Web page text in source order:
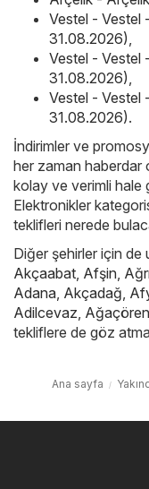
Vestel - Vestel
31.08.2026),
Vestel - Vestel
31.08.2026),
Vestel - Vestel
31.08.2026).
İndirimler ve
her zaman haberdar
kolay ve verimli hale
Elektronikler
teklifleri nerede
Diğer şehirler için de
Akçaabat, Afşin,
Adana, Akçadağ,
Adilcevaz, Ağaçören
tekliflere de göz
Ana sayfa